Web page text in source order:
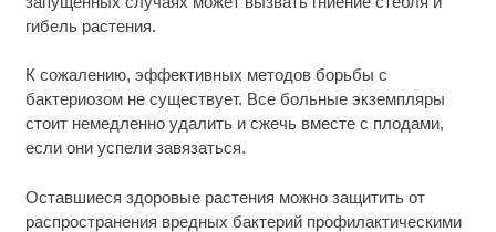
гибель растения.
К сожалению, эффективных методов борьбы с
бактериозом не существует. Все больные экземпляры
стоит немедленно удалить и сжечь вместе с плодами,
если они успели завязаться.
Оставшиеся здоровые растения можно защитить от
распространения вредных бактерий профилактическими